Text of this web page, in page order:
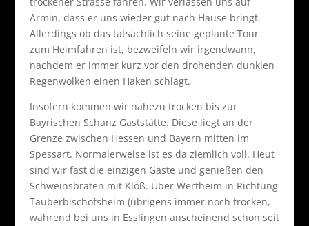
Armin, dass er uns wieder gut nach Hause bringt.
Allerdings ob das tatsächlich seine geplante Tour
zum Heimfahren ist, bezweifeln wir irgendwann,
nachdem er immer kurz vor den drohenden dunklen
Regenwolken einen Haken schlägt.
Insofern kommen wir nahezu trocken bis zur
Bayrischen Schanz Gaststätte. Diese liegt an der
Grenze zwischen Hessen und Bayern mitten im
Spessart. Normalerweise ist es da ziemlich voll. Heut
sind wir fast die einzigen Gäste und genießen den
Schweinsbraten mit Klöß. Über Wertheim in Richtung
Tauberbischofsheim (übrigens immer noch trocken,
während bei uns in Esslingen anscheinend schon seit